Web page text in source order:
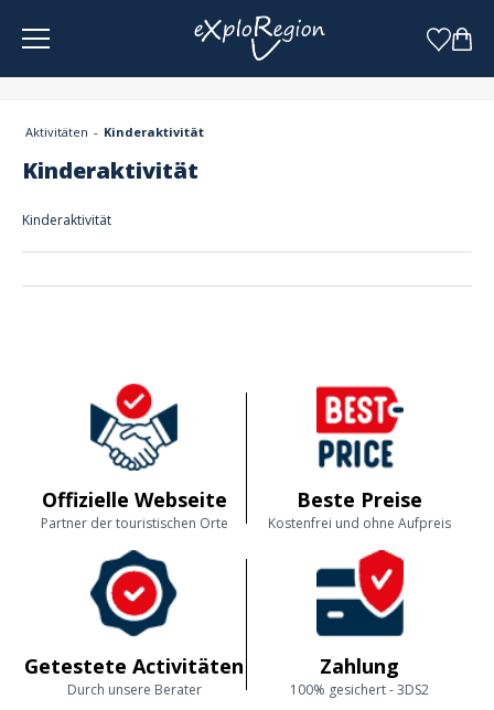
Aktivitäten Kinderaktivität
Kinderaktivität
Kinderaktivität
Offizielle Webseite
Partner der touristischen Orte
Beste Preise
Kostenfrei und ohne Aufpreis
Getestete Activitäten
Durch unsere Berater
Zahlung
100% gesichert - 3DS2